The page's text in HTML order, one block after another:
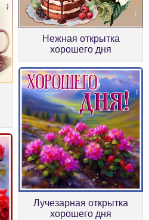
Нежная открытка
хорошего дня
Лучезарная открытка
хорошего дня